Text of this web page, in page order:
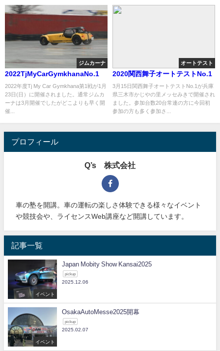
ジムカーナ
2022TjMyCarGymkhanaNo.1
2022年度Tj My Car Gymkhana第1戦が1月
23日(日）に開催されました。通常ジムカ
ーナは3月開催でしたがどこよりも早く開
催...
オートテスト
2020関西舞子オートテストNo.1
3月15日関西舞子オートテストNo.1が兵庫
県三木市かじやの里メッセみきで開催され
ました。参加台数20台常連の方に今回初
参加の方も多く参加さ...
プロフィール
Q’s 株式会社
車の塾を開講。車の運転の楽しさ体験できる様々なイベント
や競技会や、ライセンスWeb講座など開講しています。
記事一覧
イベント
Japan Mobity Show Kansai2025
pickup
2025.12.06
イベント
OsakaAutoMesse2025開幕
pickup
2025.02.07